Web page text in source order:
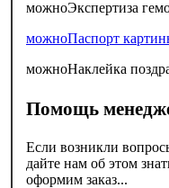
можноЭкспертиза
можноПаспорт
можноНаклейка
Помощь
Если возникли
дайте нам об этом
оформим заказ...